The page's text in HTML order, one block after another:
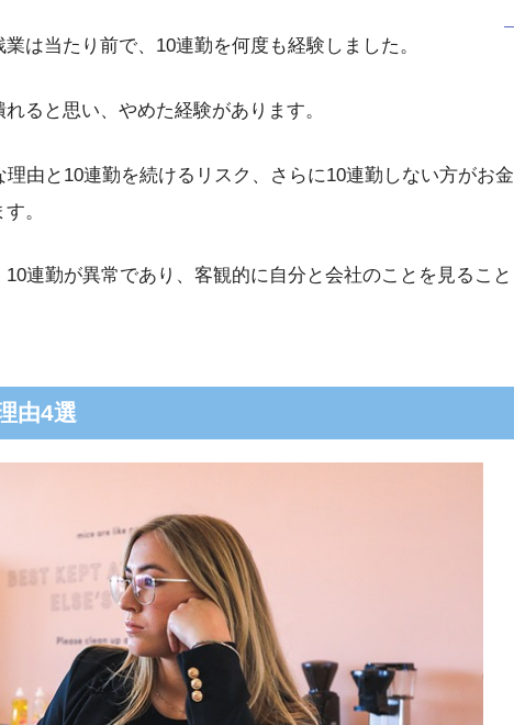
は当たり前で、10連勤を何度も経験しました。
ると思い、やめた経験があります。
由と10連勤を続けるリスク、さらに10連勤しない方がお金
。
連勤が異常であり、客観的に自分と会社のことを見ること
由4選